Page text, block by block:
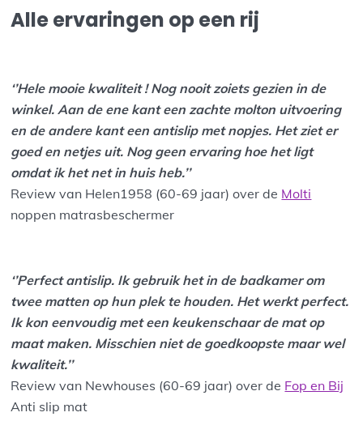
Alle ervaringen op een rij
‘’Hele mooie kwaliteit ! Nog nooit zoiets gezien in de
winkel. Aan de ene kant een zachte molton uitvoering
en de andere kant een antislip met nopjes. Het ziet er
goed en netjes uit. Nog geen ervaring hoe het ligt
omdat ik het net in huis heb.’’
Review van Helen1958 (60-69 jaar) over de Molti
noppen matrasbeschermer
‘’Perfect antislip. Ik gebruik het in de badkamer om
twee matten op hun plek te houden. Het werkt perfect.
Ik kon eenvoudig met een keukenschaar de mat op
maat maken. Misschien niet de goedkoopste maar wel
kwaliteit.’’
Review van Newhouses (60-69 jaar) over de Fop en Bij
Anti slip mat